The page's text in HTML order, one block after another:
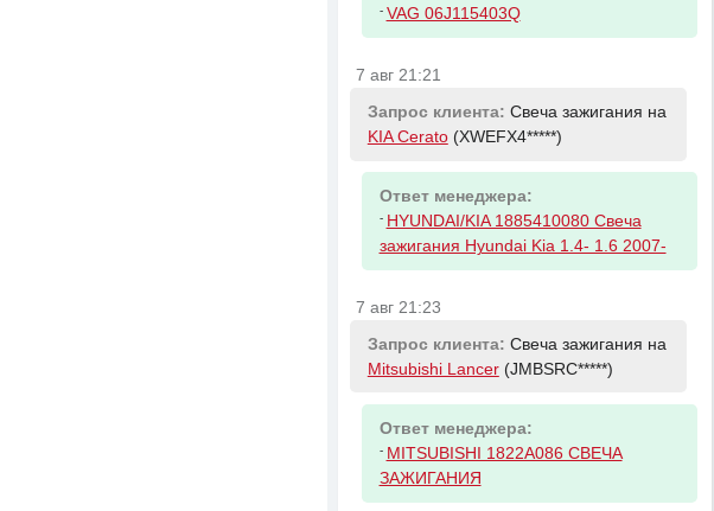
- VAG 06J115403Q
7 авг 21:21
Запрос клиента: Свеча зажигания на
KIA Cerato(XWEFX4*****)
Ответ менеджера:
- HYUNDAI/KIA 1885410080 Свеча
зажигания Hyundai Kia 1.4- 1.6 2007-
7 авг 21:23
Запрос клиента: Свеча зажигания на
Mitsubishi Lancer(JMBSRC*****)
Ответ менеджера:
- MITSUBISHI 1822A086 СВЕЧА
ЗАЖИГАНИЯ